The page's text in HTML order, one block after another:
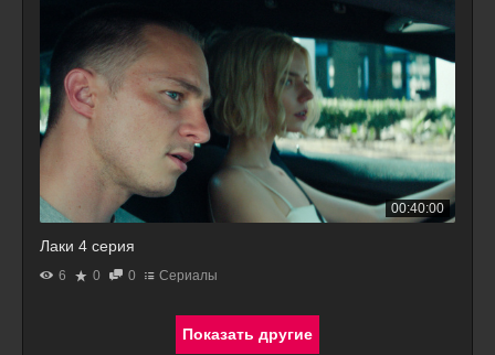
00:40:00
Лаки 4 серия
6 0 0 Сериалы